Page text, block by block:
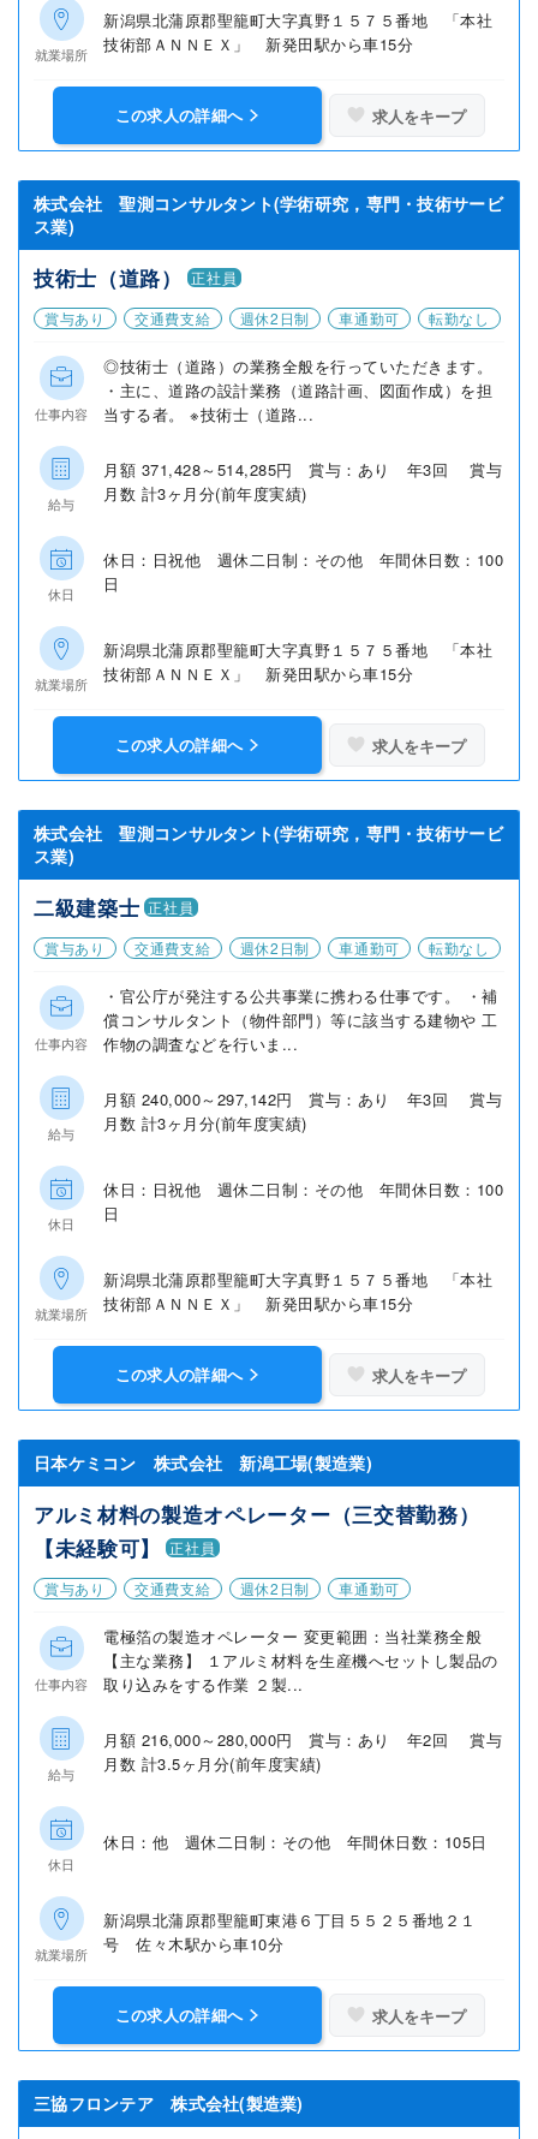
就業場所
新潟県北蒲原郡聖籠町大字真野１５７５番地 「本社
技術部ＡＮＮＥＸ」 新発田駅から車15分
この求人の詳細へ 求人をキープ
株式会社 聖測コンサルタント(学術研究，専門・技術サービ
ス業)
技術士（道路）
正社員
賞与あり
交通費支給 週休2日制 車通勤可 転勤なし
仕事内容
◎技術士（道路）の業務全般を行っていただきます。
・主に、道路の設計業務（道路計画、図面作成）を担
当する者。 ※技術士（道路...
給与
月額 371,428～514,285円 賞与：あり 年3回 賞与
月数 計3ヶ月分(前年度実績)
休日
休日：日祝他 週休二日制：その他 年間休日数：100
日
就業場所
新潟県北蒲原郡聖籠町大字真野１５７５番地 「本社
技術部ＡＮＮＥＸ」 新発田駅から車15分
この求人の詳細へ 求人をキープ
株式会社 聖測コンサルタント(学術研究，専門・技術サービ
ス業)
二級建築士 正社員
賞与あり
交通費支給 週休2日制 車通勤可 転勤なし
仕事内容
・官公庁が発注する公共事業に携わる仕事です。 ・補
償コンサルタント（物件部門）等に該当する建物や 工
作物の調査などを行いま...
給与
月額 240,000～297,142円 賞与：あり 年3回 賞与
月数 計3ヶ月分(前年度実績)
休日
休日：日祝他 週休二日制：その他 年間休日数：100
日
就業場所
新潟県北蒲原郡聖籠町大字真野１５７５番地 「本社
技術部ＡＮＮＥＸ」 新発田駅から車15分
この求人の詳細へ 求人をキープ
日本ケミコン 株式会社 新潟工場(製造業)
アルミ材料の製造オペレーター（三交替勤務）
【未経験可】
正社員
賞与あり
交通費支給 週休2日制 車通勤可
仕事内容
電極箔の製造オペレーター 変更範囲：当社業務全般
【主な業務】 １アルミ材料を生産機へセットし製品の
取り込みをする作業 ２製...
給与
月額 216,000～280,000円 賞与：あり 年2回 賞与
月数 計3.5ヶ月分(前年度実績)
休日
休日：他 週休二日制：その他 年間休日数：105日
就業場所
新潟県北蒲原郡聖籠町東港６丁目５５２５番地２１
号 佐々木駅から車10分
この求人の詳細へ 求人をキープ
三協フロンテア 株式会社(製造業)